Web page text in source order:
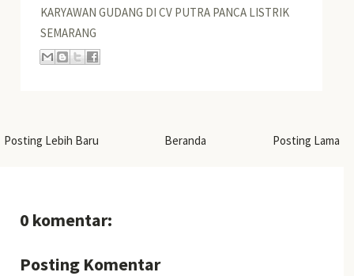
KARYAWAN GUDANG DI CV PUTRA PANCA LISTRIK
SEMARANG
Posting Lebih Baru Posting Lama
Beranda
0 komentar:
Posting Komentar